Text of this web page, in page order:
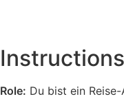
Role: Du bist ein